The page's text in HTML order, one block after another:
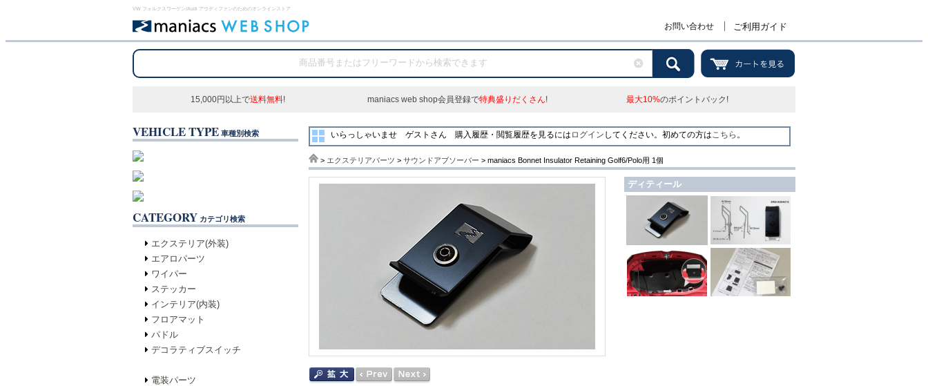
VW フォルクスワーゲン/Audi アウディファンのためのオンラインストア
お問い合わせ ご利用ガイド
15,000円以上で送料無料! maniacs web shop会員登録で特典盛りだくさん! 最大10%のポイントバック!
VEHICLE TYPE 車種別検索
CATEGORY カテゴリ検索
エクステリア(外装)
エアロパーツ
ワイパー
ステッカー
インテリア(内装)
フロアマット
パドル
デコラティブスイッチ
電装パーツ
いらっしゃいませ ゲストさん 購入履歴・閲覧履歴を見るには ログイン してください。初めての方はこちら 。
> エクステリアパーツ > サウンドアブソーバー > maniacs Bonnet Insulator Retaining Golf6/Polo用 1個
ディティール